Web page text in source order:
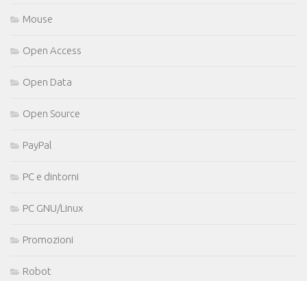
Mouse
Open Access
Open Data
Open Source
PayPal
PC e dintorni
PC GNU/Linux
Promozioni
Robot